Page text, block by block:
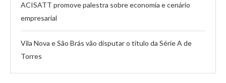
ACISATT promove palestra sobre economia e cenário
empresarial
Vila Nova e São Brás vão disputar o título da Série A de
Torres